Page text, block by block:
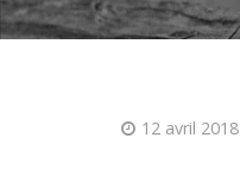
12 avril 2018